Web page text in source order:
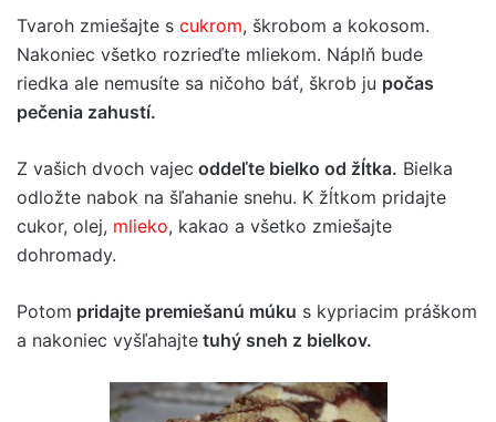
Tvaroh zmiešajte s cukrom, škrobom a kokosom.
Nakoniec všetko rozrieďte mliekom. Náplň bude
riedka ale nemusíte sa ničoho báť, škrob ju počas
pečenia zahustí.
Z vašich dvoch vajec oddeľte bielko od žĺtka. Bielka
odložte nabok na šľahanie snehu. K žĺtkom pridajte
cukor, olej, mlieko, kakao a všetko zmiešajte
dohromady.
Potom pridajte premiešanú múku s kypriacim práškom
a nakoniec vyšľahajte tuhý sneh z bielkov.